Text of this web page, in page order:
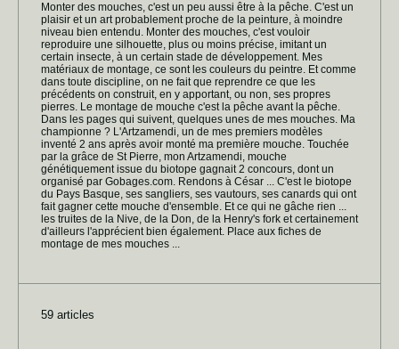
Monter des mouches, c'est un peu aussi être à la pêche. C'est un
plaisir et un art probablement proche de la peinture, à moindre
niveau bien entendu. Monter des mouches, c'est vouloir
reproduire une silhouette, plus ou moins précise, imitant un
certain insecte, à un certain stade de développement. Mes
matériaux de montage, ce sont les couleurs du peintre. Et comme
dans toute discipline, on ne fait que reprendre ce que les
précédents on construit, en y apportant, ou non, ses propres
pierres. Le montage de mouche c'est la pêche avant la pêche.
Dans les pages qui suivent, quelques unes de mes mouches. Ma
championne ? L'Artzamendi, un de mes premiers modèles
inventé 2 ans après avoir monté ma première mouche. Touchée
par la grâce de St Pierre, mon Artzamendi, mouche
génétiquement issue du biotope gagnait 2 concours, dont un
organisé par Gobages.com. Rendons à César ... C'est le biotope
du Pays Basque, ses sangliers, ses vautours, ses canards qui ont
fait gagner cette mouche d'ensemble. Et ce qui ne gâche rien ...
les truites de la Nive, de la Don, de la Henry's fork et certainement
d'ailleurs l'apprécient bien également. Place aux fiches de
montage de mes mouches ...
59 articles